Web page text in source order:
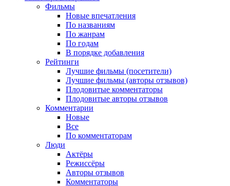
Фильмы
Новые впечатления
По названиям
По жанрам
По годам
В порядке добавления
Рейтинги
Лучшие фильмы (посетители)
Лучшие фильмы (авторы отзывов)
Плодовитые комментаторы
Плодовитые авторы отзывов
Комментарии
Новые
Все
По комментаторам
Люди
Актёры
Режиссёры
Авторы отзывов
Комментаторы